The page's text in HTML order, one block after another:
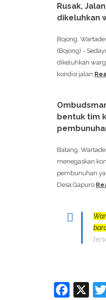
Rusak,
dikeluhkan
Bojong,
(Bojong) -
dikeluhkan
kondisi jalan
bentuk tim
Batang,
menegaskan
pembunuhan
Desa Gapuro
X